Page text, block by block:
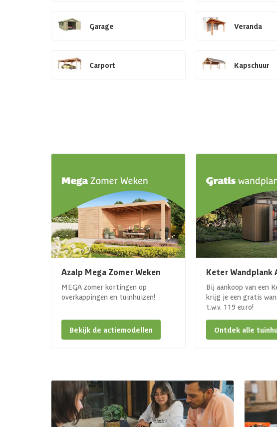
Garage Veranda
Carport Kapschuur
Azalp Mega Zomer Weken
MEGA zomer kortingen op
overkappingen en tuinhuizen!
Bekijk de actiemodellen
Keter Wandplank
Bij aankoop van een
krijg je een gratis
t.w.v. 119 euro!
Ontdek alle